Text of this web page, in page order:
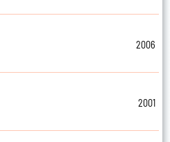
2006
2001